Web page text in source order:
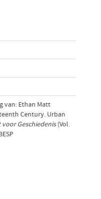
van: Ethan Matt
Century. Urban
voor Geschiedenis(Vol.